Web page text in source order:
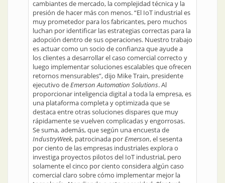
cambiantes de mercado, la complejidad técnica y la
presión de hacer más con menos. “El IoT industrial es
muy prometedor para los fabricantes, pero muchos
luchan por identificar las estrategias correctas para la
adopción dentro de sus operaciones. Nuestro trabajo
es actuar como un socio de confianza que ayude a
los clientes a desarrollar el caso comercial correcto y
luego implementar soluciones escalables que ofrecen
retornos mensurables”, dijo Mike Train, presidente
ejecutivo deEmerson Automation Solutions. Al
proporcionar inteligencia digital a toda la empresa, es
una plataforma completa y optimizada que se
destaca entre otras soluciones dispares que muy
rápidamente se vuelven complicadas y engorrosas.
Se suma, además, que según una encuesta de
IndustryWeek, patrocinada porEmerson, el sesenta
por ciento de las empresas industriales explora o
investiga proyectos pilotos del IoT industrial, pero
solamente el cinco por ciento considera algún caso
comercial claro sobre cómo implementar mejor la